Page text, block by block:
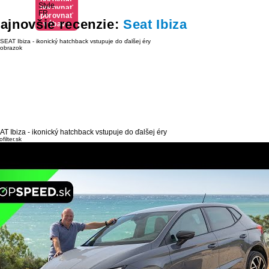
výbavu
porovnať
výbavu
Style
porovnať
výbavu
FR
recenzie:Seat Ibiza
Ibiza - ikonický hatchback vstupuje do ďalšej éry